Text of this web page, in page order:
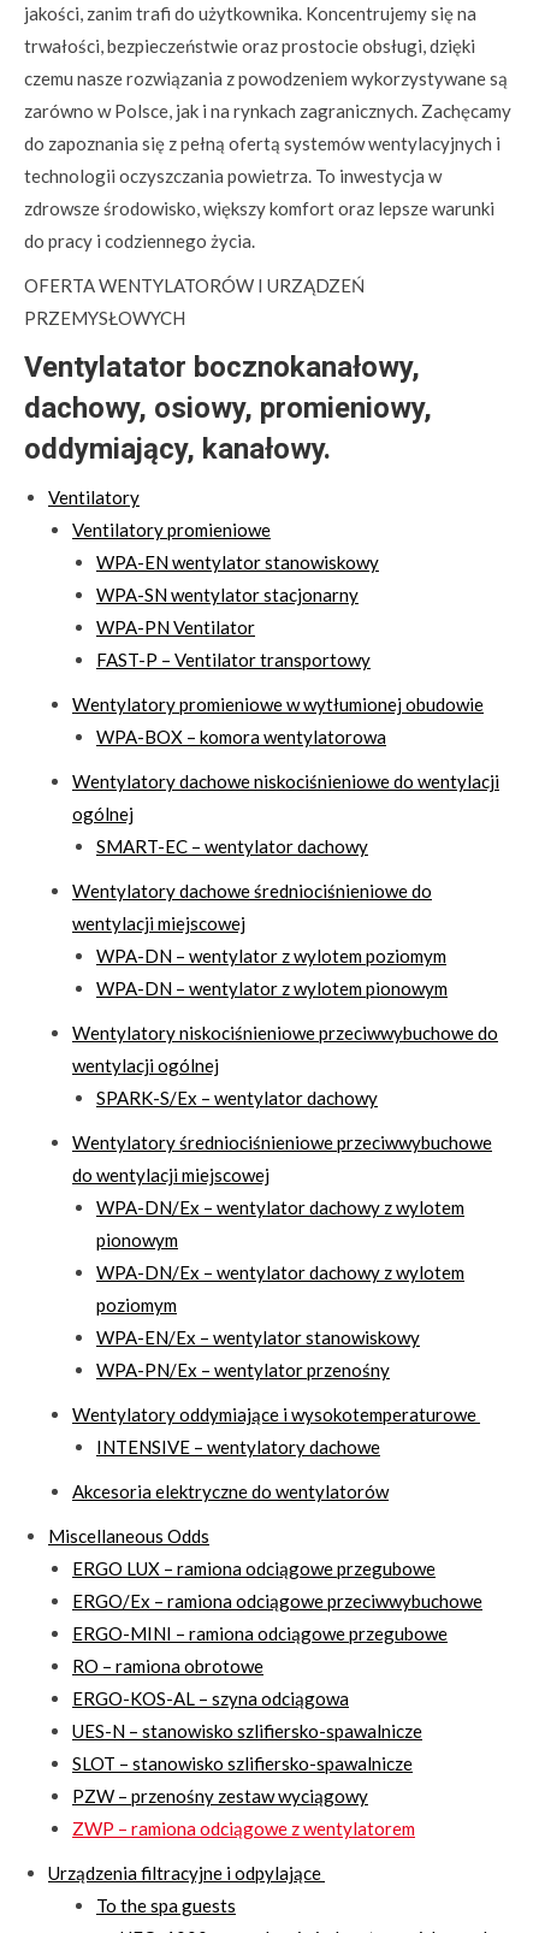
jakości, zanim trafi do użytkownika. Koncentrujemy się na
trwałości, bezpieczeństwie oraz prostocie obsługi, dzięki
czemu nasze rozwiązania z powodzeniem wykorzystywane są
zarówno w Polsce, jak i na rynkach zagranicznych. Zachęcamy
do zapoznania się z pełną ofertą systemów wentylacyjnych i
technologii oczyszczania powietrza. To inwestycja w
zdrowsze środowisko, większy komfort oraz lepsze warunki
do pracy i codziennego życia.
OFERTA WENTYLATORÓW I URZĄDZEŃ
PRZEMYSŁOWYCH
Ventylatator bocznokanałowy,
dachowy, osiowy, promieniowy,
oddymiający, kanałowy.
Ventilatory
Ventilatory promieniowe
WPA-EN wentylator stanowiskowy
WPA-SN wentylator stacjonarny
WPA-PN Ventilator
FAST-P – Ventilator transportowy
Wentylatory promieniowe w wytłumionej obudowie
WPA-BOX – komora wentylatorowa
Wentylatory dachowe niskociśnieniowe do wentylacji
ogólnej
SMART-EC – wentylator dachowy
Wentylatory dachowe średniociśnieniowe do
wentylacji miejscowej
WPA-DN – wentylator z wylotem poziomym
WPA-DN – wentylator z wylotem pionowym
Wentylatory niskociśnieniowe przeciwwybuchowe do
wentylacji ogólnej
SPARK-S/Ex – wentylator dachowy
Wentylatory średniociśnieniowe przeciwwybuchowe
do wentylacji miejscowej
WPA-DN/Ex – wentylator dachowy z wylotem
pionowym
WPA-DN/Ex – wentylator dachowy z wylotem
poziomym
WPA-EN/Ex – wentylator stanowiskowy
WPA-PN/Ex – wentylator przenośny
Wentylatory oddymiające i wysokotemperaturowe
INTENSIVE – wentylatory dachowe
Akcesoria elektryczne do wentylatorów
Miscellaneous Odds
ERGO LUX – ramiona odciągowe przegubowe
ERGO/Ex – ramiona odciągowe przeciwwybuchowe
ERGO-MINI – ramiona odciągowe przegubowe
RO – ramiona obrotowe
ERGO-KOS-AL – szyna odciągowa
UES-N – stanowisko szlifiersko-spawalnicze
SLOT – stanowisko szlifiersko-spawalnicze
PZW – przenośny zestaw wyciągowy
ZWP – ramiona odciągowe z wentylatorem
Urządzenia filtracyjne i odpylające
To the spa guests